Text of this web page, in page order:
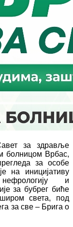
за здравље
болницом Врбас,
за особе
на иницијативу
и
за бубрег биће
света, под
за све – Брига о